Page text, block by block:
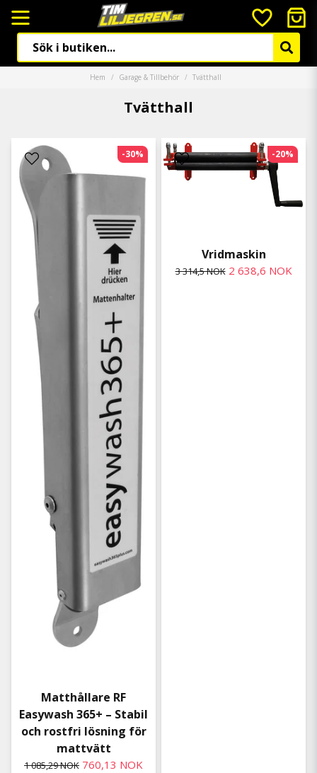
Hem Garage & Tillbehör Tvätthall
Tvätthall
Matthållare RF
Easywash 365+ – Stabil
och rostfri lösning för
mattvätt
1 085,29 NOK 760,13 NOK
-30%
Vridmaskin
3 314,5 NOK 2 638,6 NOK
-20%